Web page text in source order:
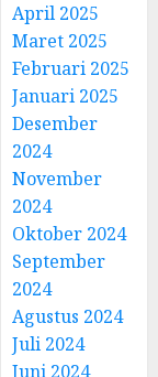
April 2025
Maret 2025
Februari 2025
Januari 2025
Desember
2024
November
2024
Oktober 2024
September
2024
Agustus 2024
Juli 2024
Juni 2024